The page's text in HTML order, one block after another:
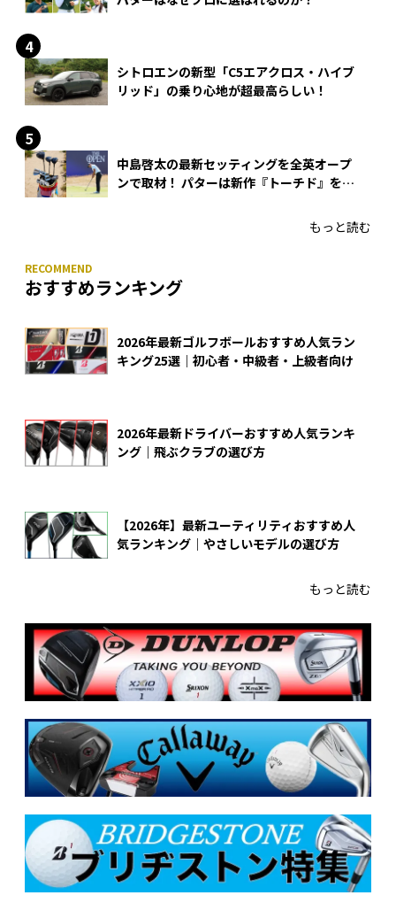
シトロエンの新型「C5エアクロス・ハイブ
リッド」の乗り心地が超最高らしい！
中島啓太の最新セッティングを全英オープ
ンで取材！ パターは新作『トーチド』を投
もっと読む
おすすめランキング
2026年最新ゴルフボールおすすめ人気ラン
キング25選｜初心者・中級者・上級者向け
2026年最新ドライバーおすすめ人気ランキ
ング｜飛ぶクラブの選び方
【2026年】最新ユーティリティおすすめ人
気ランキング｜やさしいモデルの選び方
もっと読む